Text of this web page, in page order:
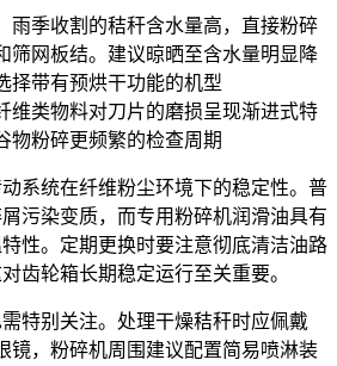
雨季收割的秸秆含水量高，直接粉碎
筛网板结。建议晾晒至含水量明显降
择带有预烘干功能的机型
维类物料对刀片的磨损呈现渐进式特
物粉碎更频繁的检查周期
系统在纤维粉尘环境下的稳定性。普
污染变质，而专用粉碎机润滑油具有
性。定期更换时要注意彻底清洁油路
齿轮箱长期稳定运行至关重要。
特别关注。处理干燥秸秆时应佩戴
镜，粉碎机周围建议配置简易喷淋装